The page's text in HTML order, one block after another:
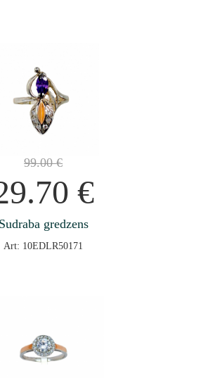
99.00€
€
Sudraba gredzens
Art: 10EDLR50171